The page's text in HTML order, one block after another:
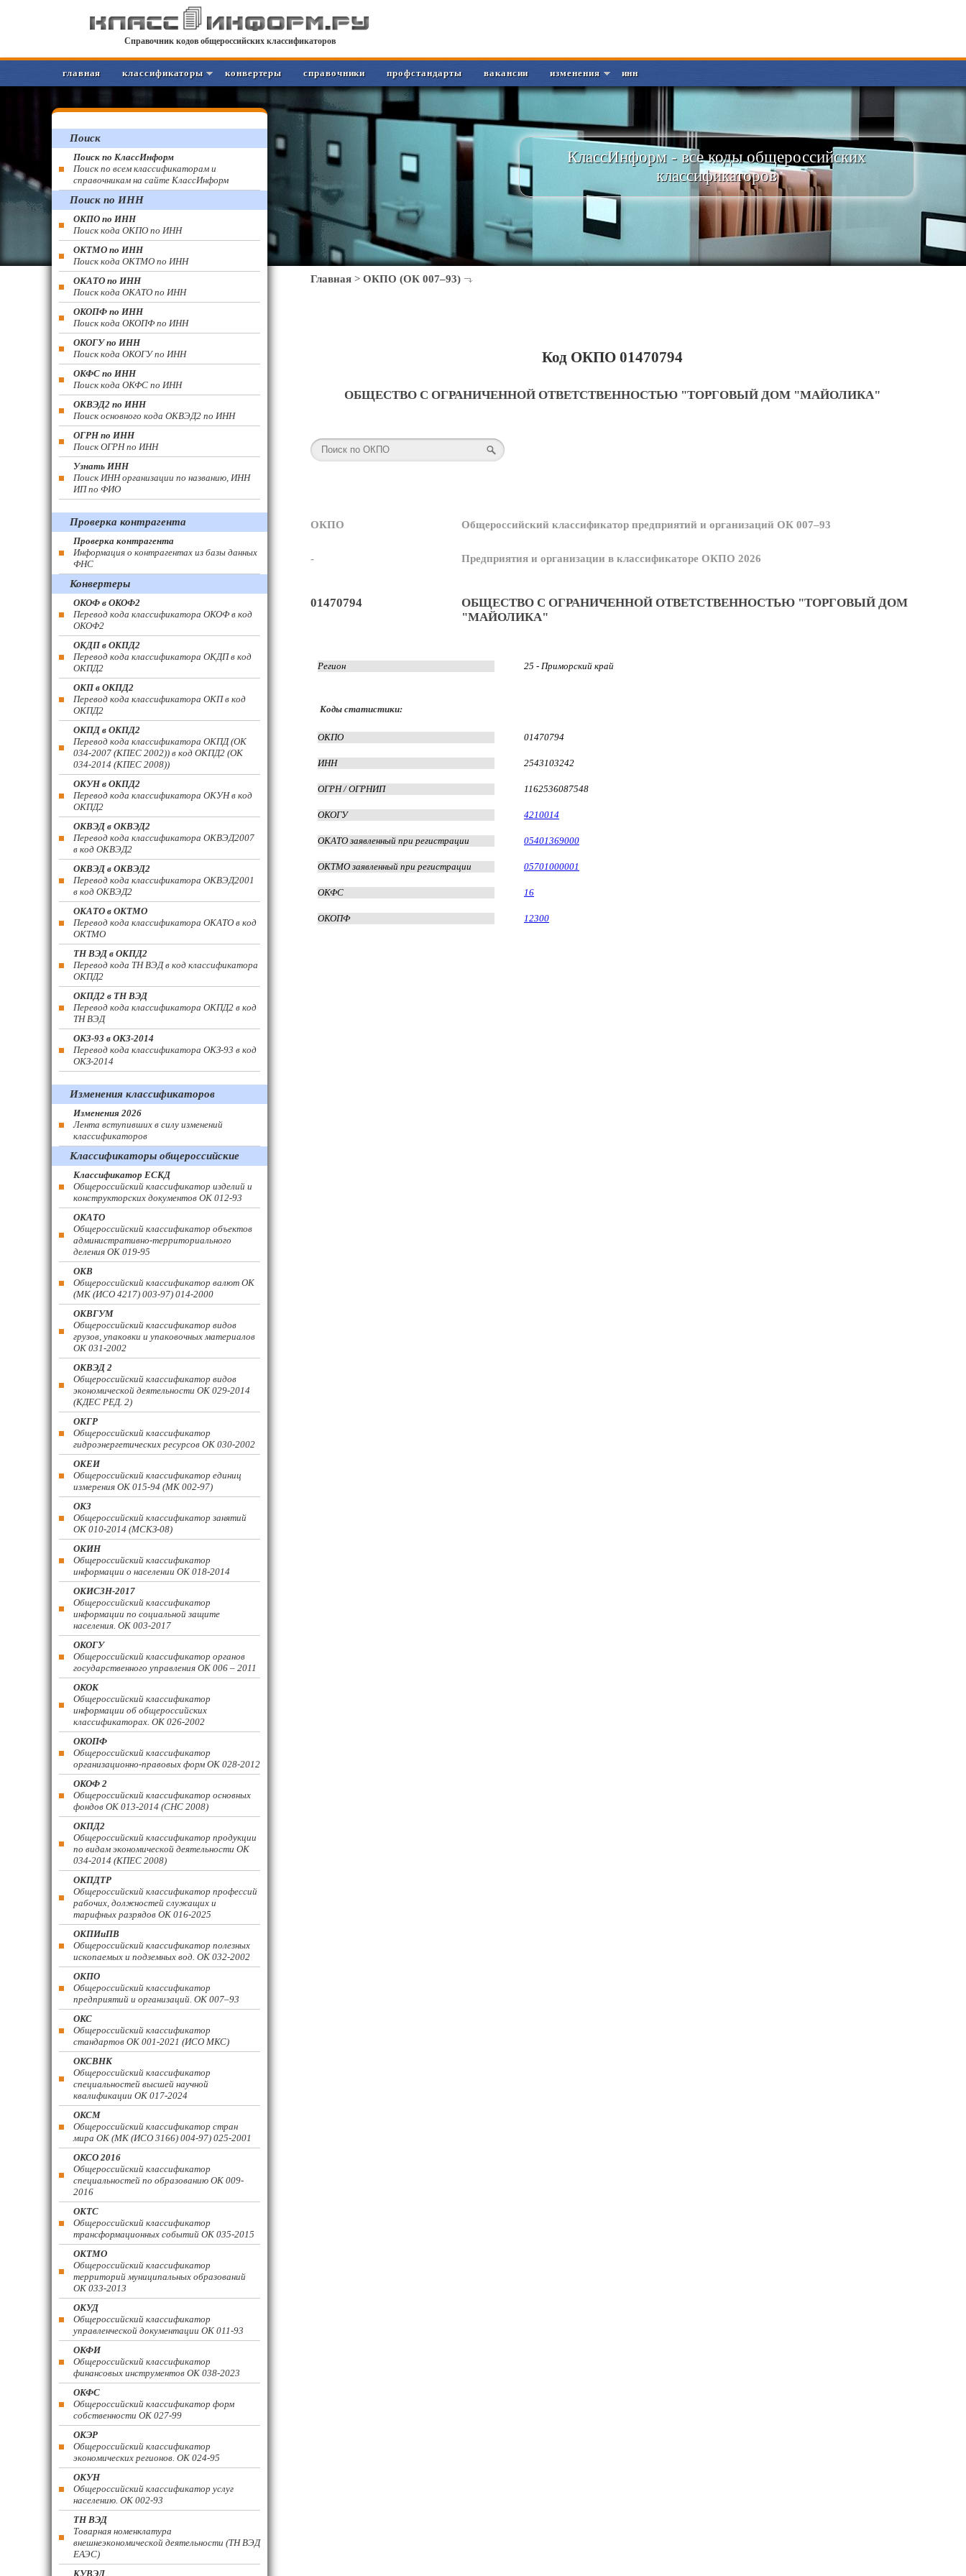
Справочник кодов общероссийских классификаторов
главная классификаторы конвертеры справочники профстандарты вакансии изменения инн
КлассИнформ - все коды общероссийских
классификаторов
Главная > ОКПО (ОК 007–93)
Код ОКПО 01470794
ОБЩЕСТВО С ОГРАНИЧЕННОЙ ОТВЕТСТВЕННОСТЬЮ "ТОРГОВЫЙ ДОМ "МАЙОЛИКА"
ОКПО Общероссийский классификатор предприятий и организаций ОК 007–93
- Предприятия и организации в классификаторе ОКПО 2026
01470794
ОБЩЕСТВО С ОГРАНИЧЕННОЙ ОТВЕТСТВЕННОСТЬЮ "ТОРГОВЫЙ ДОМ
"МАЙОЛИКА"
Регион 25 - Приморский край
Коды статистики:
ОКПО 01470794
ИНН 2543103242
ОГРН / ОГРНИП 1162536087548
ОКОГУ 4210014
ОКАТО заявленный при регистрации 05401369000
ОКТМО заявленный при регистрации 05701000001
ОКФС 16
ОКОПФ 12300
Поиск
Поиск по КлассИнформ
Поиск по всем классификаторам и
справочникам на сайте КлассИнформ
Поиск по ИНН
ОКПО по ИНН
Поиск кода ОКПО по ИНН
ОКТМО по ИНН
Поиск кода ОКТМО по ИНН
ОКАТО по ИНН
Поиск кода ОКАТО по ИНН
ОКОПФ по ИНН
Поиск кода ОКОПФ по ИНН
ОКОГУ по ИНН
Поиск кода ОКОГУ по ИНН
ОКФС по ИНН
Поиск кода ОКФС по ИНН
ОКВЭД2 по ИНН
Поиск основного кода ОКВЭД2 по ИНН
ОГРН по ИНН
Поиск ОГРН по ИНН
Узнать ИНН
Поиск ИНН организации по названию, ИНН
ИП по ФИО
Проверка контрагента
Проверка контрагента
Информация о контрагентах из базы данных
ФНС
Конвертеры
ОКОФ в ОКОФ2
Перевод кода классификатора ОКОФ в код
ОКОФ2
ОКДП в ОКПД2
Перевод кода классификатора ОКДП в код
ОКПД2
ОКП в ОКПД2
Перевод кода классификатора ОКП в код
ОКПД2
ОКПД в ОКПД2
Перевод кода классификатора ОКПД (ОК
034-2007 (КПЕС 2002)) в код ОКПД2 (ОК
034-2014 (КПЕС 2008))
ОКУН в ОКПД2
Перевод кода классификатора ОКУН в код
ОКПД2
ОКВЭД в ОКВЭД2
Перевод кода классификатора ОКВЭД2007
в код ОКВЭД2
ОКВЭД в ОКВЭД2
Перевод кода классификатора ОКВЭД2001
в код ОКВЭД2
ОКАТО в ОКТМО
Перевод кода классификатора ОКАТО в код
ОКТМО
ТН ВЭД в ОКПД2
Перевод кода ТН ВЭД в код классификатора
ОКПД2
ОКПД2 в ТН ВЭД
Перевод кода классификатора ОКПД2 в код
ТН ВЭД
ОКЗ-93 в ОКЗ-2014
Перевод кода классификатора ОКЗ-93 в код
ОКЗ-2014
Изменения классификаторов
Изменения 2026
Лента вступивших в силу изменений
классификаторов
Классификаторы общероссийские
Классификатор ЕСКД
Общероссийский классификатор изделий и
конструкторских документов ОК 012-93
ОКАТО
Общероссийский классификатор объектов
административно-территориального
деления ОК 019-95
ОКВ
Общероссийский классификатор валют ОК
(МК (ИСО 4217) 003-97) 014-2000
ОКВГУМ
Общероссийский классификатор видов
грузов, упаковки и упаковочных материалов
ОК 031-2002
ОКВЭД 2
Общероссийский классификатор видов
экономической деятельности ОК 029-2014
(КДЕС РЕД. 2)
ОКГР
Общероссийский классификатор
гидроэнергетических ресурсов ОК 030-2002
ОКЕИ
Общероссийский классификатор единиц
измерения ОК 015-94 (МК 002-97)
ОКЗ
Общероссийский классификатор занятий
ОК 010-2014 (МСКЗ-08)
ОКИН
Общероссийский классификатор
информации о населении ОК 018-2014
ОКИСЗН-2017
Общероссийский классификатор
информации по социальной защите
населения. ОК 003-2017
ОКОГУ
Общероссийский классификатор органов
государственного управления ОК 006 – 2011
ОКОК
Общероссийский классификатор
информации об общероссийских
классификаторах. ОК 026-2002
ОКОПФ
Общероссийский классификатор
организационно-правовых форм ОК 028-2012
ОКОФ 2
Общероссийский классификатор основных
фондов ОК 013-2014 (СНС 2008)
ОКПД2
Общероссийский классификатор продукции
по видам экономической деятельности ОК
034-2014 (КПЕС 2008)
ОКПДТР
Общероссийский классификатор профессий
рабочих, должностей служащих и
тарифных разрядов ОК 016-2025
ОКПИиПВ
Общероссийский классификатор полезных
ископаемых и подземных вод. ОК 032-2002
ОКПО
Общероссийский классификатор
предприятий и организаций. ОК 007–93
ОКС
Общероссийский классификатор
стандартов ОК 001-2021 (ИСО МКС)
ОКСВНК
Общероссийский классификатор
специальностей высшей научной
квалификации ОК 017-2024
ОКСМ
Общероссийский классификатор стран
мира ОК (МК (ИСО 3166) 004-97) 025-2001
ОКСО 2016
Общероссийский классификатор
специальностей по образованию ОК 009-
2016
ОКТС
Общероссийский классификатор
трансформационных событий ОК 035-2015
ОКТМО
Общероссийский классификатор
территорий муниципальных образований
ОК 033-2013
ОКУД
Общероссийский классификатор
управленческой документации ОК 011-93
ОКФИ
Общероссийский классификатор
финансовых инструментов OK 038-2023
ОКФС
Общероссийский классификатор форм
собственности ОК 027-99
ОКЭР
Общероссийский классификатор
экономических регионов. ОК 024-95
ОКУН
Общероссийский классификатор услуг
населению. ОК 002-93
ТН ВЭД
Товарная номенклатура
внешнеэкономической деятельности (ТН ВЭД
ЕАЭС)
КУВЭД